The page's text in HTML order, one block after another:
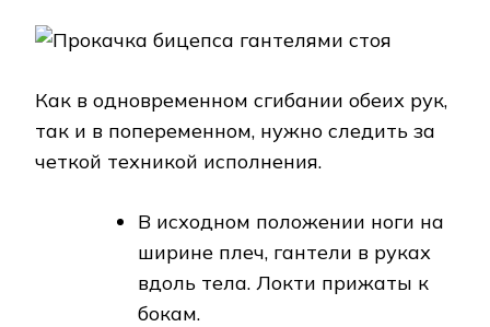
Как в одновременном сгибании обеих рук,
так и в попеременном, нужно следить за
четкой техникой исполнения.
В исходном положении ноги на
ширине плеч, гантели в руках
вдоль тела. Локти прижаты к
бокам.